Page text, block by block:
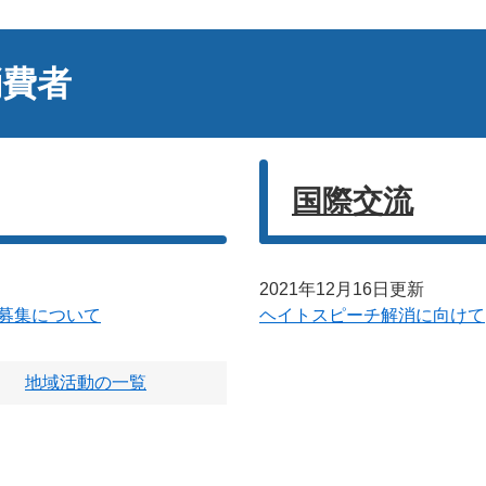
者
集について
地域活動の一覧
国際交流
2021年12月16日更新
ヘイトスピーチ解消に向けて